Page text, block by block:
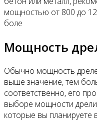
мощностью от 800 до
боле
Мощность
Обычно мощность
выше значение, тем
соответственно, его
выборе мощности
которые вы